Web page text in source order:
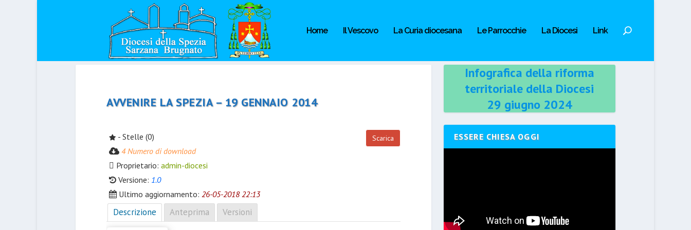
Home Il Vescovo La Curia diocesana Le Parrocchie La Diocesi Link
AVVENIRE LA SPEZIA – 19 GENNAIO 2014
Scarica
- Stelle (0)
4 Numero di download
Proprietario: admin-diocesi
Versione: 1.0
Ultimo aggiornamento: 26-05-2018 22:13
Descrizione Anteprima Versioni
Infografica della riforma
territoriale della Diocesi
29 giugno 2024
ESSERE CHIESA OGGI